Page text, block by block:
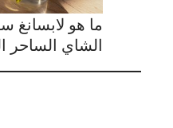
ما هو
الشاي الساحر